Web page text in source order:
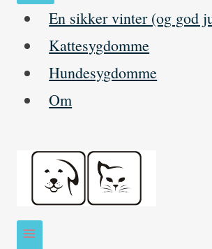
En sikker vinter (og god
Kattesygdomme
Hundesygdomme
Om